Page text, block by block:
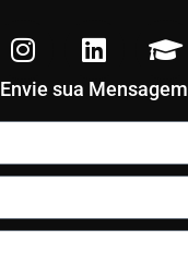
Envie sua Mensagem